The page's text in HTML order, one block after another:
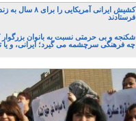
کشیش ایرانی آمریکایی را
فرستادند
شکنجه و بی حرمتی نسبت به بانوان بزرگوار
چه فرهنگی سرچشمه می گیرد؛ ایرانی، و یا